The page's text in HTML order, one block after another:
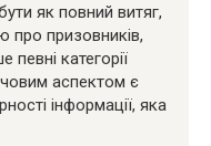
як повний витяг,
про призовників,
категорії
аспектом є
інформації, яка